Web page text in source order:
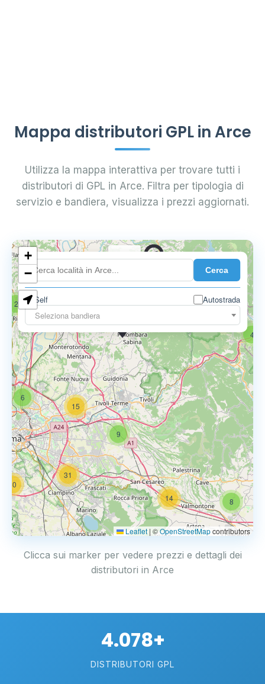
Mappa distributori GPL in Arce
Utilizza la mappa interattiva per trovare tutti i
distributori di GPL in Arce. Filtra per tipologia di
servizio e bandiera, visualizza i prezzi aggiornati.
Cerca
Self
Autostrada
Seleziona bandiera
2
18
6
20
15
9
31
8
14
4
+
−
Leaflet | ©OpenStreetMapcontributors
Clicca sui marker per vedere prezzi e dettagli dei
distributori in Arce
4.078+
DISTRIBUTORI GPL